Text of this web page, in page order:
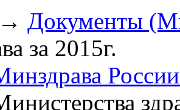
→ Документы
за 2015г.